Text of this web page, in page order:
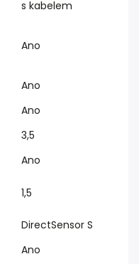
s kabelem
Ano
Ano
Ano
3,5
Ano
1,5
DirectSensor S
Ano